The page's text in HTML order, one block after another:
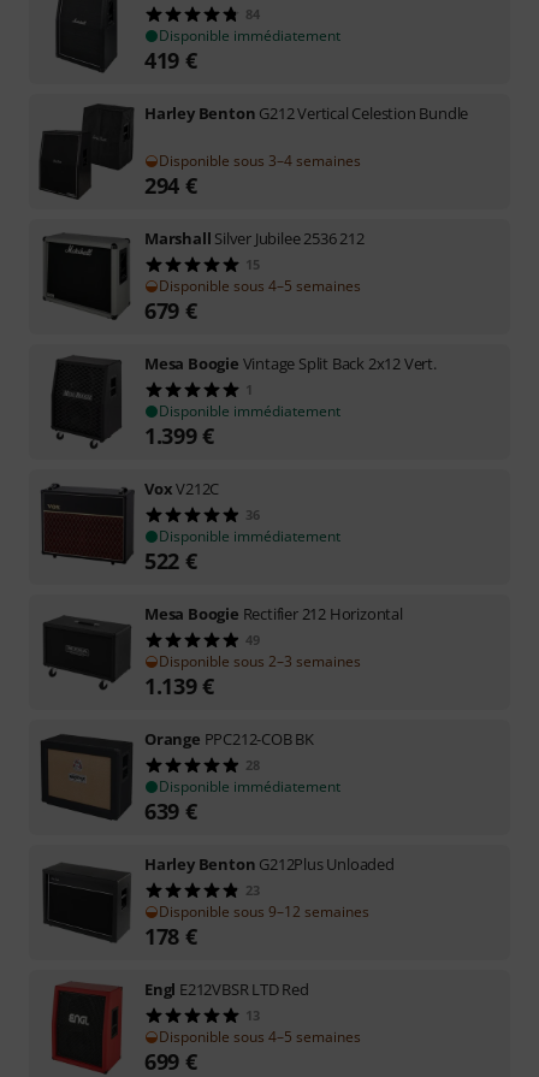
84
Disponible immédiatement
419 €
Harley Benton G212 Vertical Celestion Bundle
Disponible sous 3–4 semaines
294 €
Marshall Silver Jubilee 2536 212
15
Disponible sous 4–5 semaines
679 €
Mesa Boogie Vintage Split Back 2x12 Vert.
1
Disponible immédiatement
1.399€
VoxV212C
36
Disponible immédiatement
522 €
Mesa Boogie Rectifier 212 Horizontal
49
Disponible sous 2–3 semaines
1.139€
Orange PPC212-COB BK
28
Disponible immédiatement
639 €
Harley Benton G212Plus Unloaded
23
Disponible sous 9–12 semaines
178 €
Engl E212VBSR LTD Red
13
Disponible sous 4–5 semaines
699 €